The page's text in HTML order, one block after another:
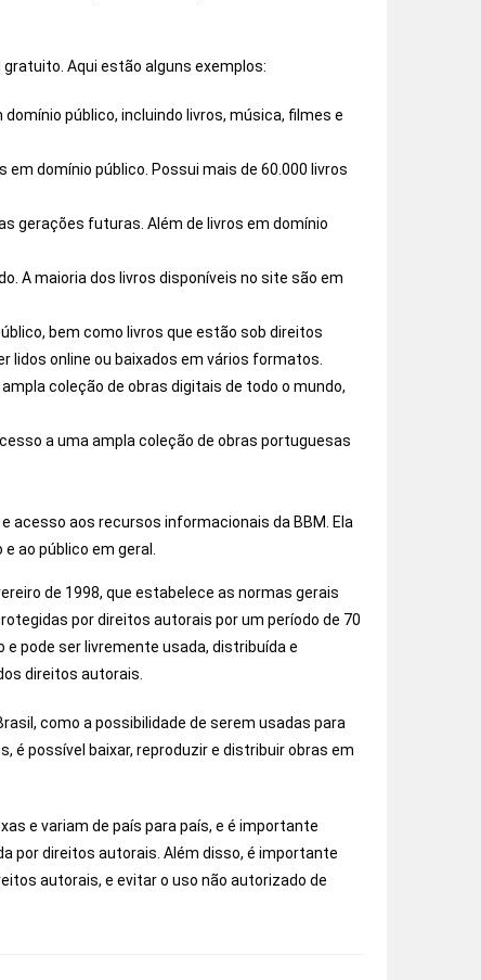
Aqui estão alguns exemplos:
público, incluindo livros, música, filmes e
domínio público. Possui mais de 60.000 livros
gerações futuras. Além de livros em domínio
A maioria dos livros disponíveis no site são em
bem como livros que estão sob direitos
lidos online ou baixados em vários formatos.
coleção de obras digitais de todo o mundo,
a uma ampla coleção de obras portuguesas
acesso aos recursos informacionais da BBM. Ela
ao público em geral.
de 1998, que estabelece as normas gerais
por direitos autorais por um período de 70
e pode ser livremente usada, distribuída e
direitos autorais.
como a possibilidade de serem usadas para
é possível baixar, reproduzir e distribuir obras em
e variam de país para país, e é importante
por direitos autorais. Além disso, é importante
autorais, e evitar o uso não autorizado de